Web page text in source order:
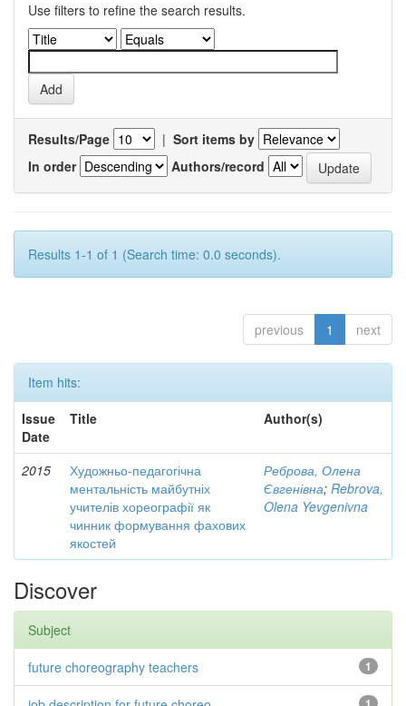
Use filters to refine the search results.
Results/Page | Sort items by
In order
Authors/record
Results 1-1 of 1 (Search time: 0.0 seconds).
previous 1 next
Item hits:
Issue
Date
Title Author(s)
2015
Художньо-педагогічна
ментальність майбутніх
учителів хореографії як
чинник формування фахових
якостей
Реброва, Олена
Євгенівна; Rebrova,
Olena Yevgenivna
Discover
Subject
1
future choreography teachers